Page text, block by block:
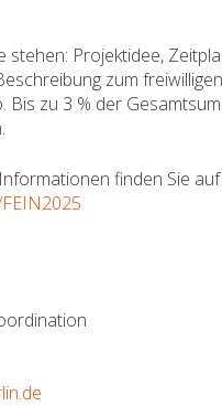
Projektidee,
zum
Bis zu 3 % der
finden Sie